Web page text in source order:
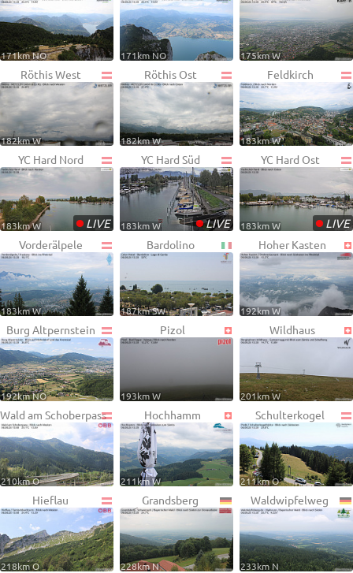
171km NO 171km NO 175km W
Röthis West
182km W
Röthis Ost
182km W
Feldkirch
183km W
YC Hard Nord
•LIVE
183km W
YC Hard Süd
•LIVE
183km W
YC Hard Ost
•LIVE
183km W
Vorderälpele
183km W
Bardolino
187km SW
Hoher Kasten
192km W
Burg Altpernstein
192km NO
Pizol
193km W
Wildhaus
201km W
Wald am Schoberpass
210km O
Hochhamm
211km W
Schulterkogel
211km O
Hieflau
218km O
Grandsberg
228km N
Waldwipfelweg
233km N